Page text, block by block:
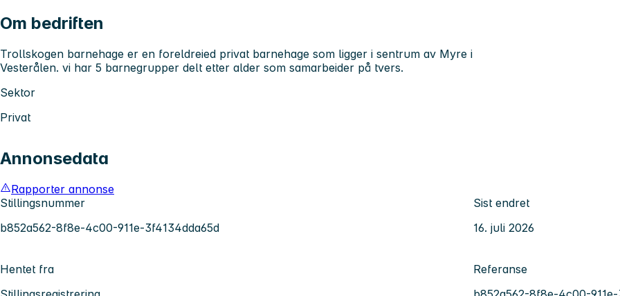
Om bedriften
Trollskogen barnehage er en foreldreied privat barnehage som ligger i sentrum av Myre i
Vesterålen. vi har 5 barnegrupper delt etter alder som samarbeider på tvers.
Sektor
Privat
Annonsedata
Rapporter annonse
Stillingsnummer
b852a562-8f8e-4c00-911e-3f4134dda65d
Sist endret
16. juli 2026
Hentet fra
Referanse